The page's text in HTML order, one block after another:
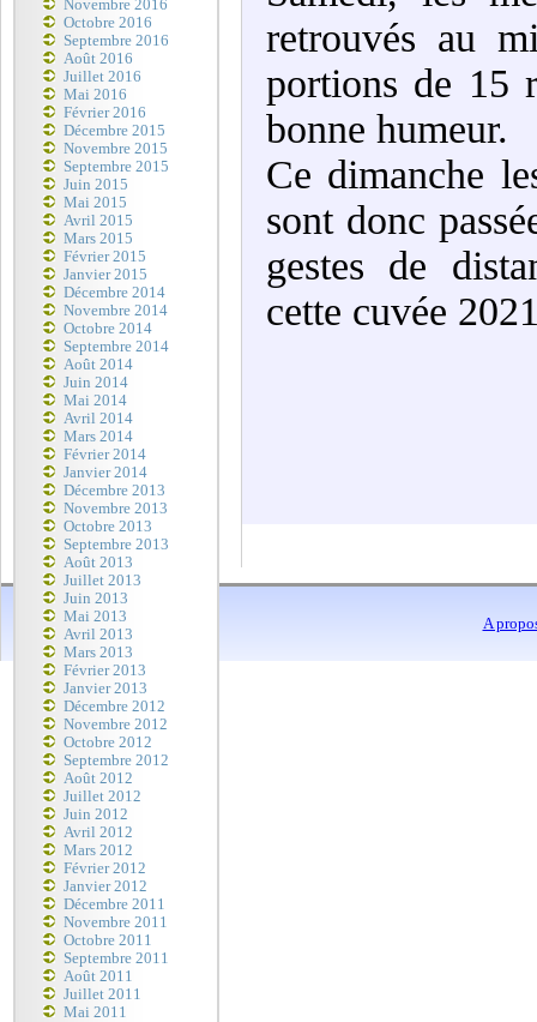
Novembre 2016
Octobre 2016
Septembre 2016
Août 2016
Juillet 2016
Mai 2016
Février 2016
Décembre 2015
Novembre 2015
Septembre 2015
Juin 2015
Mai 2015
Avril 2015
Mars 2015
Février 2015
Janvier 2015
Décembre 2014
Novembre 2014
Octobre 2014
Septembre 2014
Août 2014
Juin 2014
Mai 2014
Avril 2014
Mars 2014
Février 2014
Janvier 2014
Décembre 2013
Novembre 2013
Octobre 2013
Septembre 2013
Août 2013
Juillet 2013
Juin 2013
Mai 2013
Avril 2013
Mars 2013
Février 2013
Janvier 2013
Décembre 2012
Novembre 2012
Octobre 2012
Septembre 2012
Août 2012
Juillet 2012
Juin 2012
Avril 2012
Mars 2012
Février 2012
Janvier 2012
Décembre 2011
Novembre 2011
Octobre 2011
Septembre 2011
Août 2011
Juillet 2011
Mai 2011
retrouvés au
portions de 15
bonne humeur.
Ce dimanche
sont donc
gestes de
cette cuvée
A